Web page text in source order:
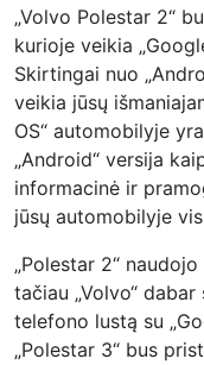
„Volvo Polestar 2“
kurioje veikia
Skirtingai nuo
veikia jūsų
OS“ automobilyje
„Android“ versija
informacinė ir
jūsų automobilyje
„Polestar 2“
tačiau „Volvo“ dabar
telefono lustą su
„Polestar 3“ bus